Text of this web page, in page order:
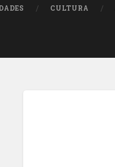
CULTURA